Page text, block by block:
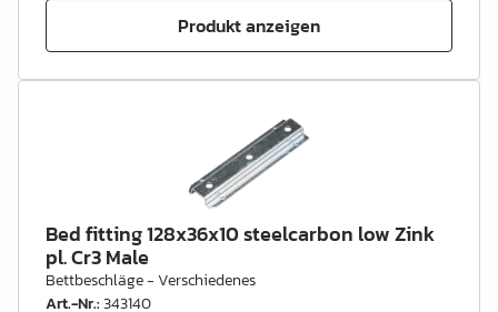
Produkt anzeigen
Bed fitting 128x36x10 steelcarbon low Zink
pl. Cr3 Male
Bettbeschläge - Verschiedenes
Art.-Nr.:343140